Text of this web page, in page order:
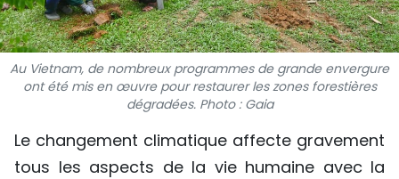
À PROPOS DU "PEUPLE"
TIẾNG VIỆT
ENGLISH
中文
Au Vietnam, de nombreux programmes de grande envergure
ont été mis en œuvre pour restaurer les zones forestières
dégradées. Photo : Gaia
Le changement climatique affecte gravement
tous les aspects de la vie humaine avec la